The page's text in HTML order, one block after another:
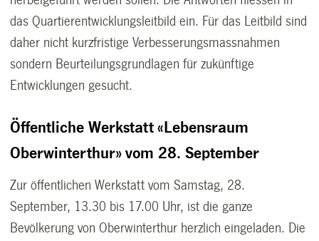
das Quartierentwicklungsleitbild ein. Für das Leitbild sind
daher nicht kurzfristige Verbesserungsmassnahmen
sondern Beurteilungsgrundlagen für zukünftige
Entwicklungen gesucht.
Öffentliche Werkstatt «Lebensraum
Oberwinterthur» vom 28. September
Zur öffentlichen Werkstatt vom Samstag, 28.
September, 13.30 bis 17.00 Uhr, ist die ganze
Bevölkerung von Oberwinterthur herzlich eingeladen. Die